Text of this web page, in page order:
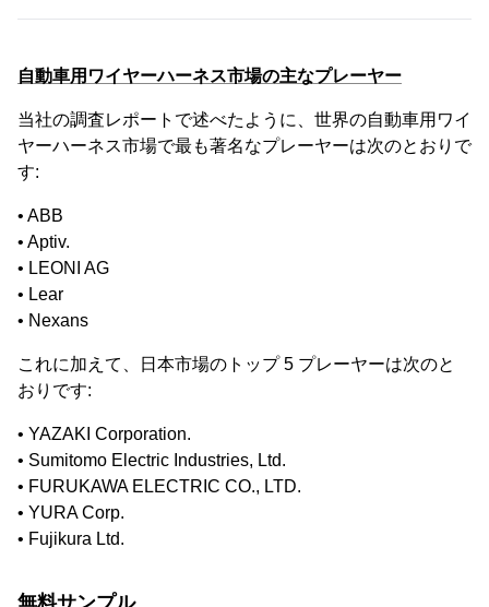
自動車用ワイヤーハーネス市場の主なプレーヤー
当社の調査レポートで述べたように、世界の自動車用ワイ
ヤーハーネス市場で最も著名なプレーヤーは次のとおりで
す:
• ABB
• Aptiv.
• LEONI AG
• Lear
• Nexans
これに加えて、日本市場のトップ 5 プレーヤーは次のと
おりです:
• YAZAKI Corporation.
• Sumitomo Electric Industries, Ltd.
• FURUKAWA ELECTRIC CO., LTD.
• YURA Corp.
• Fujikura Ltd.